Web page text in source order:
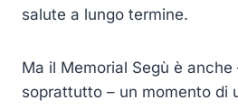
salute a lungo termine.
Ma il Memorial Segù è anche
soprattutto – un momento di